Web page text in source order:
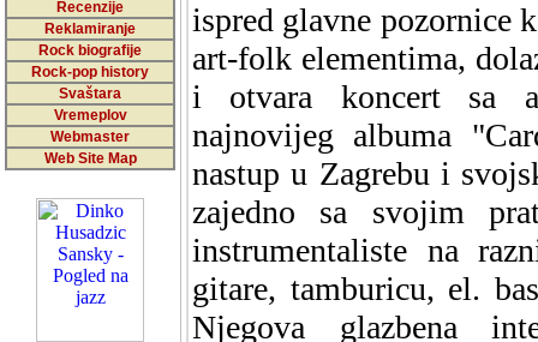
Recenzije
Reklamiranje
Rock biografije
Rock-pop history
Svaštara
Vremeplov
Webmaster
Web Site Map
ispred glavne pozornice
art-folk elementima,
i otvara koncert sa
najnovijeg albuma
nastup u Zagrebu i
zajedno sa svojim
instrumentaliste na
gitare, tamburicu, el.
Njegova glazbena